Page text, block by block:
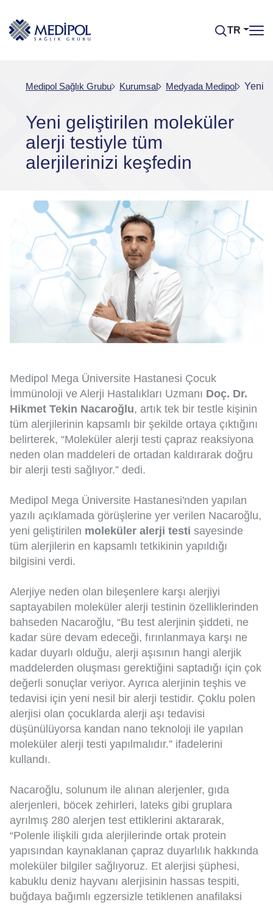
TR
Medipol Sağlık Grubu Kurumsal Medyada Medipol Yeni
Yeni geliştirilen moleküler
alerji testiyle tüm
alerjilerinizi keşfedin
Medipol Mega Üniversite Hastanesi Çocuk
İmmünoloji ve Alerji Hastalıkları Uzmanı Doç. Dr.
Hikmet Tekin Nacaroğlu, artık tek bir testle kişinin
tüm alerjilerinin kapsamlı bir şekilde ortaya çıktığını
belirterek, “Moleküler alerji testi çapraz reaksiyona
neden olan maddeleri de ortadan kaldırarak doğru
bir alerji testi sağlıyor.” dedi.
Medipol Mega Üniversite Hastanesi'nden yapılan
yazılı açıklamada görüşlerine yer verilen Nacaroğlu,
yeni geliştirilen moleküler alerji testi sayesinde
tüm alerjilerin en kapsamlı tetkikinin yapıldığı
bilgisini verdi.
Alerjiye neden olan bileşenlere karşı alerjiyi
saptayabilen moleküler alerji testinin özelliklerinden
bahseden Nacaroğlu, “Bu test alerjinin şiddeti, ne
kadar süre devam edeceği, fırınlanmaya karşı ne
kadar duyarlı olduğu, alerji aşısının hangi alerjik
maddelerden oluşması gerektiğini saptadığı için çok
değerli sonuçlar veriyor. Ayrıca alerjinin teşhis ve
tedavisi için yeni nesil bir alerji testidir. Çoklu polen
alerjisi olan çocuklarda alerji aşı tedavisi
düşünülüyorsa kandan nano teknoloji ile yapılan
moleküler alerji testi yapılmalıdır.” ifadelerini
kullandı.
Nacaroğlu, solunum ile alınan alerjenler, gıda
alerjenleri, böcek zehirleri, lateks gibi gruplara
ayrılmış 280 alerjen test ettiklerini aktararak,
“Polenle ilişkili gıda alerjilerinde ortak protein
yapısından kaynaklanan çapraz duyarlılık hakkında
moleküler bilgiler sağlıyoruz. Et alerjisi şüphesi,
kabuklu deniz hayvanı alerjisinin hassas tespiti,
buğdaya bağımlı egzersizle tetiklenen anafilaksi